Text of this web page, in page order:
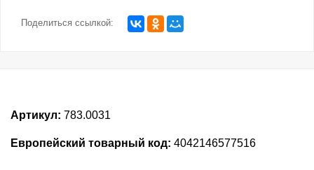
Поделиться ссылкой:
Артикул: 783.0031
Европейский товарный код: 4042146577516